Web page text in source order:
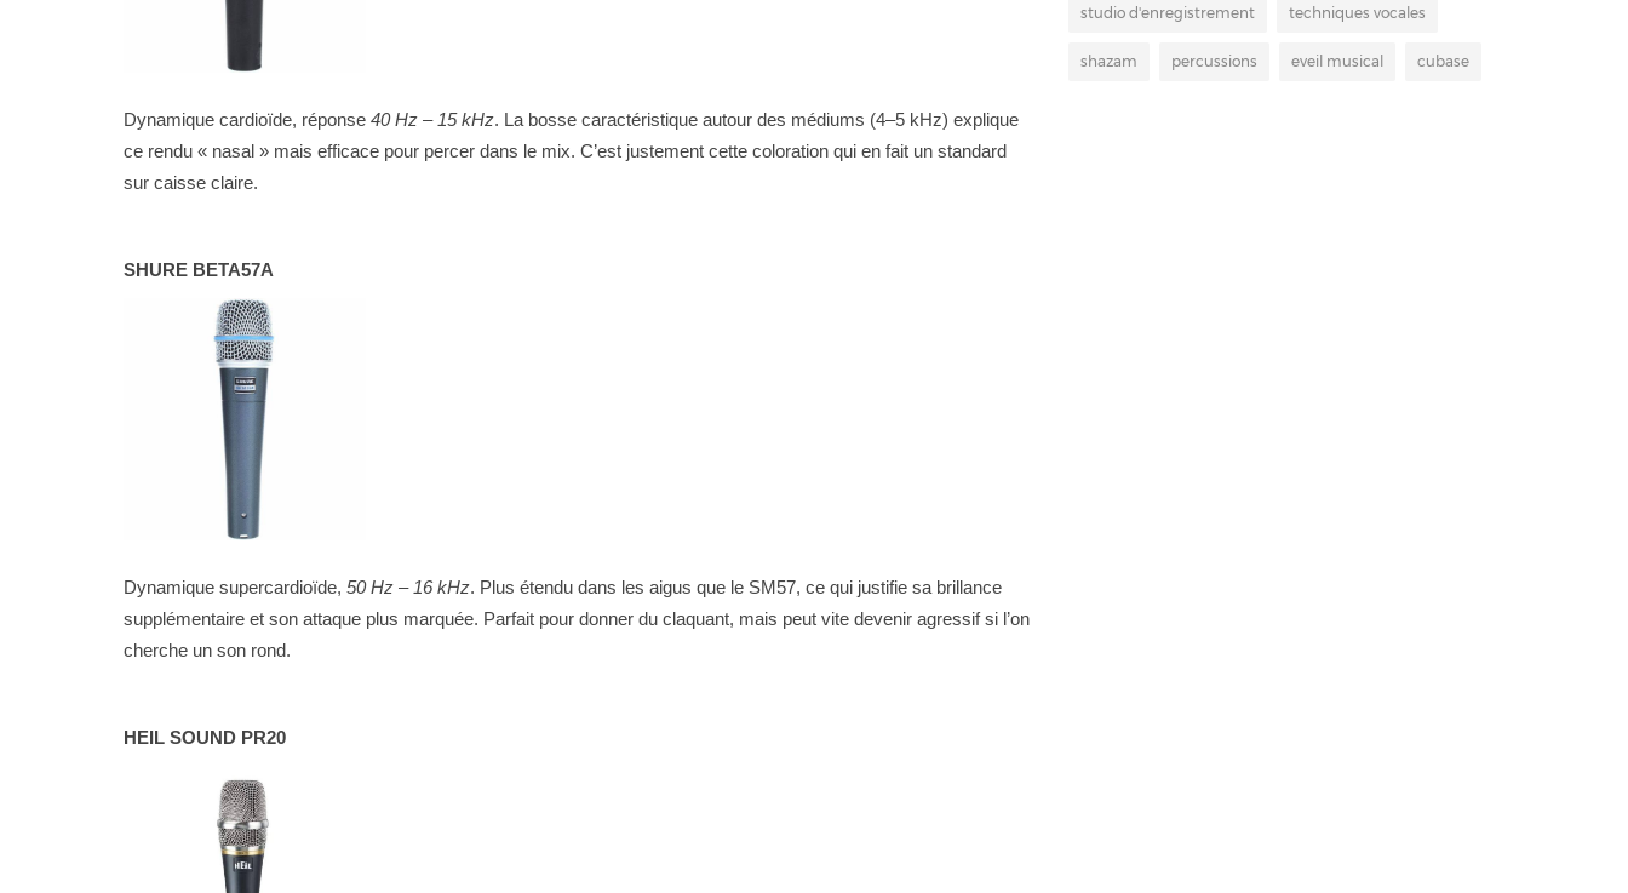
Dynamique cardioïde, réponse 40 Hz – 15 kHz. La bosse caractéristique autour des médiums (4–5 kHz) explique
ce rendu « nasal » mais efficace pour percer dans le mix. C’est justement cette coloration qui en fait un standard
sur caisse claire.
SHURE BETA57A
Dynamique supercardioïde, 50 Hz – 16 kHz. Plus étendu dans les aigus que le SM57, ce qui justifie sa brillance
supplémentaire et son attaque plus marquée. Parfait pour donner du claquant, mais peut vite devenir agressif si l’on
cherche un son rond.
HEIL SOUND PR20
studio d'enregistrement techniques vocales
shazam percussions eveil musical cubase